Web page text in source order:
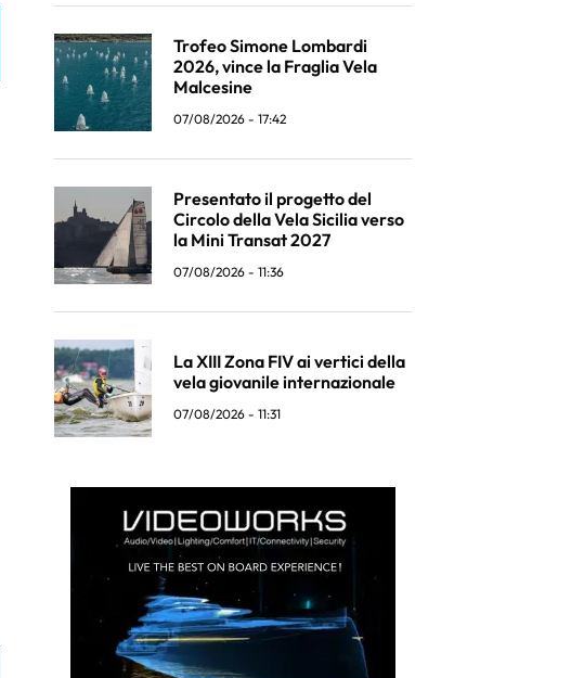
Trofeo Simone Lombardi
2026, vince la Fraglia Vela
Malcesine
07/08/2026 - 17:42
Presentato il progetto del
Circolo della Vela Sicilia verso
la Mini Transat 2027
07/08/2026 - 11:36
La XIII Zona FIV ai vertici della
vela giovanile internazionale
07/08/2026 - 11:31